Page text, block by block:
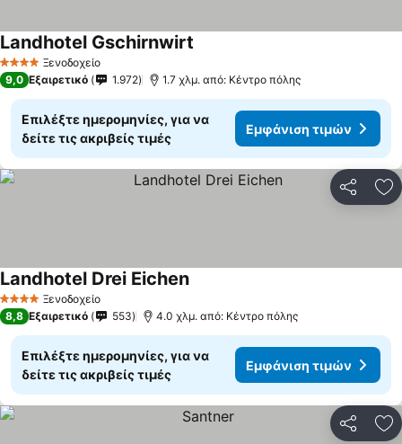
4 ΑστέριαΞενοδοχείο
Landhotel Gschirnwirt
9,0 Εξαιρετικό 1.972 1.7 χλμ. από: Κέντρο πόλης
Επιλέξτε ημερομηνίες, για να
δείτε τις ακριβείς τιμές
Εμφάνιση τιμών
4 ΑστέριαΞενοδοχείο
Landhotel Drei EichenΕμφάνιση τιμών
8,8 Εξαιρετικό 553 4.0 χλμ. από: Κέντρο πόλης
Επιλέξτε ημερομηνίες, για να
δείτε τις ακριβείς τιμές
Εμφάνιση τιμών